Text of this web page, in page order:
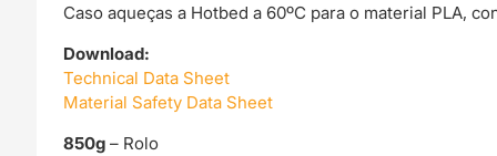
Caso aqueças a Hotbed a 60ºC para o material PLA,
Download:
Technical Data Sheet
Material Safety Data Sheet
850g – Rolo